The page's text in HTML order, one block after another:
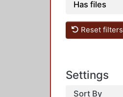
Has files
Reset filters
Settings
Sort By